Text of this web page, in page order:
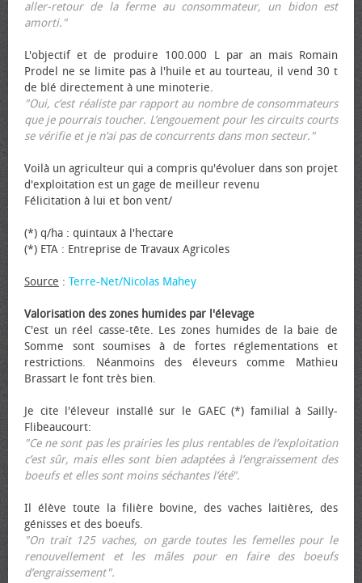
aller-retour de la ferme au consommateur, un bidon est
amorti."
L'objectif et de produire 100.000 L par an mais Romain
Prodel ne se limite pas à l'huile et au tourteau, il vend 30 t
de blé directement à une minoterie.
"Oui, c’est réaliste par rapport au nombre de consommateurs
que je pourrais toucher. L’engouement pour les circuits courts
se vérifie et je n’ai pas de concurrents dans mon secteur."
Voilà un agriculteur qui a compris qu'évoluer dans son projet
d'exploitation est un gage de meilleur revenu
Félicitation à lui et bon vent/
(*) q/ha : quintaux à l'hectare
(*) ETA : Entreprise de Travaux Agricoles
Source : Terre-Net/Nicolas Mahey
Valorisation des zones humides par l'élevage
C'est un réel casse-tête. Les zones humides de la baie de
Somme sont soumises à de fortes réglementations et
restrictions. Néanmoins des éleveurs comme Mathieu
Brassart le font très bien.
Je cite l'éleveur installé sur le GAEC (*) familial à Sailly-
Flibeaucourt:
"Ce ne sont pas les prairies les plus rentables de l’exploitation
c’est sûr, mais elles sont bien adaptées à l’engraissement des
bœufs et elles sont moins séchantes l’été".
Il élève toute la filière bovine, des vaches laitières, des
génisses et des bœufs.
"On trait 125 vaches, on garde toutes les femelles pour le
renouvellement et les mâles pour en faire des bœufs
d’engraissement".